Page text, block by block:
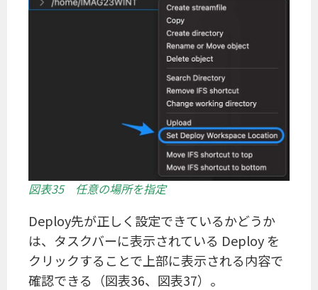
図表35 任意の場所を指定
Deploy先が正しく設定できているかどうか
は、タスクバーに表示されている Deploy を
クリックすることで上部に表示される内容で
確認できる（図表36、図表37）。